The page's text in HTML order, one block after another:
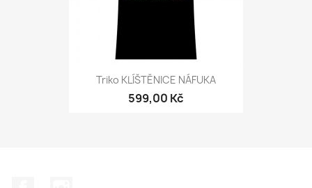
Triko KLÍŠTĚNICE NÁFUKA
599,00 Kč